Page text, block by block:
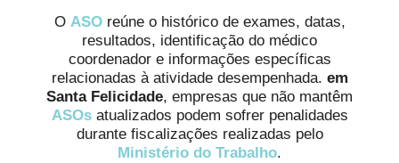
O ASO reúne o histórico de exames, datas,
resultados, identificação do médico
coordenador e informações específicas
relacionadas à atividade desempenhada. em
Santa Felicidade, empresas que não mantêm
ASOs atualizados podem sofrer penalidades
durante fiscalizações realizadas pelo
Ministério do Trabalho.